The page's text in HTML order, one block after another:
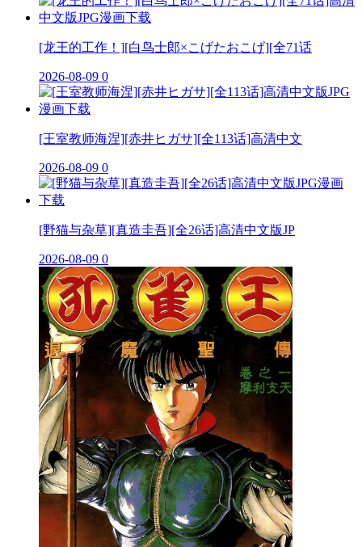
[龙王的工作！][白鸟士郎×こげたおこげ][全71话
2026-08-09 0
[王室教师海涅][赤井ヒガサ][全113话]高清中文
2026-08-09 0
[野猫与杂草][真造圭吾][全26话]高清中文版JP
2026-08-09 0